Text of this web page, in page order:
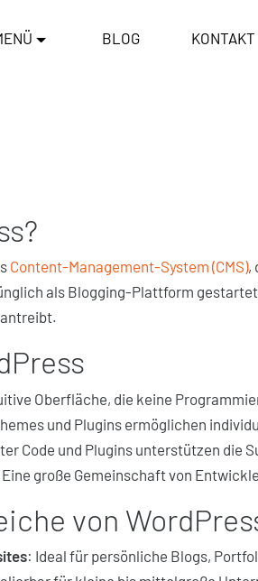
BLOG KONTAKT
Content-Management-System (CMS),
als Blogging-Plattform
Oberfläche, die keine
und Plugins ermöglichen
Code und Plugins unterstützen die
große Gemeinschaft von
von
: Ideal für persönliche Blogs,